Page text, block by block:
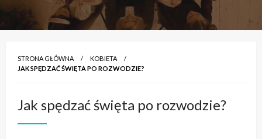
STRONA GŁÓWNA
KOBIETA
JAK SPĘDZAĆ ŚWIĘTA PO ROZWODZIE?
Jak spędzać święta po rozwodzie?